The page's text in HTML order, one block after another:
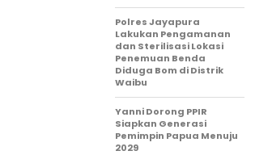
Polres Jayapura
Lakukan Pengamanan
dan Sterilisasi Lokasi
Penemuan Benda
Diduga Bom di Distrik
Waibu
Yanni Dorong PPIR
Siapkan Generasi
Pemimpin Papua Menuju
2029